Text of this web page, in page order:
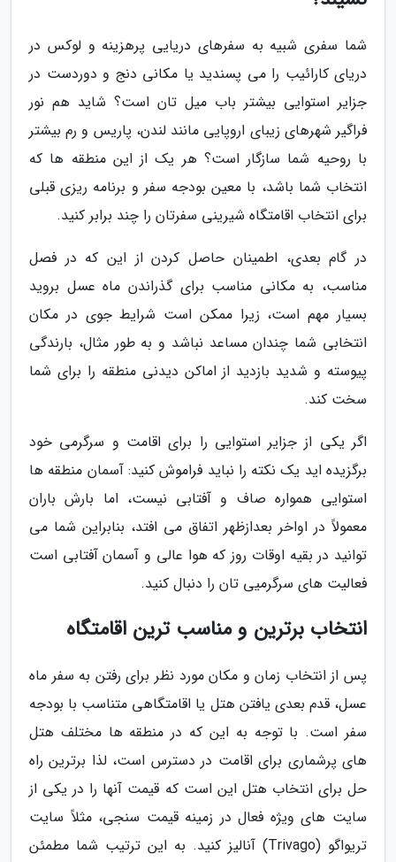
شما سفری شبیه به سفرهای دریایی پرهزینه و لوکس در
دریای کارائیب را می پسندید یا مکانی دنج و دوردست در
جزایر استوایی بیشتر باب میل تان است؟ شاید هم نور
فراگیر شهرهای زیبای اروپایی مانند لندن، پاریس و رم بیشتر
با روحیه شما سازگار است؟ هر یک از این منطقه ها که
انتخاب شما باشد، با معین بودجه سفر و برنامه ریزی قبلی
برای انتخاب اقامتگاه شیرینی سفرتان را چند برابر کنید.
در گام بعدی، اطمینان حاصل کردن از این که در فصل
مناسب، به مکانی مناسب برای گذراندن ماه عسل بروید
بسیار مهم است، زیرا ممکن است شرایط جوی در مکان
انتخابی شما چندان مساعد نباشد و به طور مثال، بارندگی
پیوسته و شدید بازدید از اماکن دیدنی منطقه را برای شما
سخت کند.
اگر یکی از جزایر استوایی را برای اقامت و سرگرمی خود
برگزیده اید یک نکته را نباید فراموش کنید: آسمان منطقه ها
استوایی همواره صاف و آفتابی نیست، اما بارش باران
معمولاً در اواخر بعدازظهر اتفاق می افتد، بنابراین شما می
توانید در بقیه اوقات روز که هوا عالی و آسمان آفتابی است
فعالیت های سرگرمیی تان را دنبال کنید.
انتخاب برترین و مناسب ترین اقامتگاه
پس از انتخاب زمان و مکان مورد نظر برای رفتن به سفر ماه
عسل، قدم بعدی یافتن هتل یا اقامتگاهی متناسب با بودجه
سفر است. با توجه به این که در منطقه ها مختلف هتل
های پرشماری برای اقامت در دسترس است، لذا برترین راه
حل برای انتخاب هتل این است که قیمت آنها را در یکی از
سایت های ویژه فعال در زمینه قیمت سنجی، مثلاً سایت
تریواگو (Trivago) آنالیز کنید. به این ترتیب شما مطمئن